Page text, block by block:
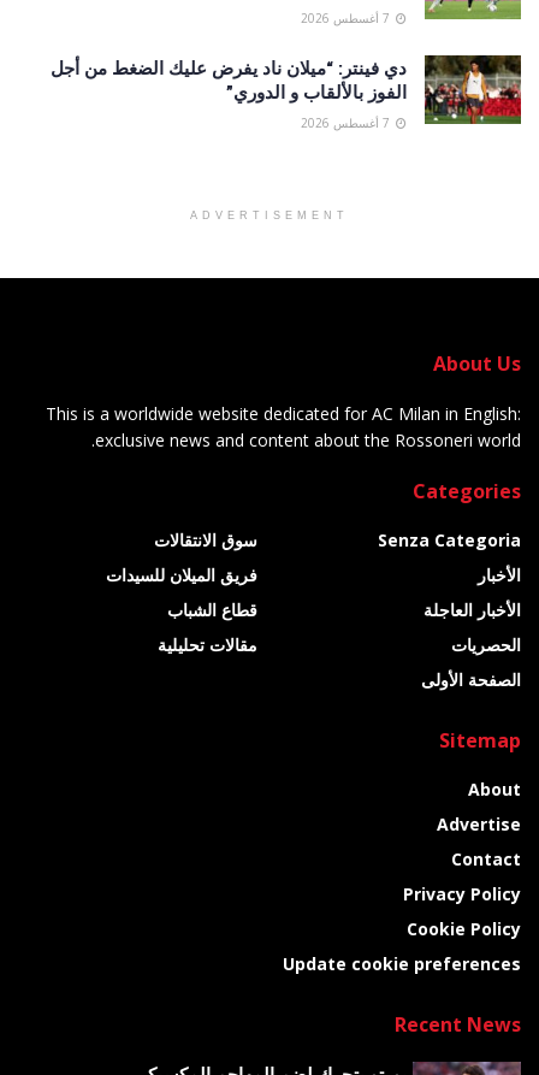
دي فينتر: “ميلان ناد يفرض عليك الضغط من أجل
الفوز بالألقاب و الدوري”
ADVERTISEMENT
About Us
This is a worldwide website dedicated for AC Milan in English:
exclusive news and content about the Rossoneri world.
Categories
Senza Categoria
الأخبار
الأخبار العاجلة
الحصريات
الصفحة الأولى
سوق الانتقالات
فريق الميلان للسيدات
قطاع الشباب
مقالات تحليلية
Sitemap
About
Advertise
Contact
Privacy Policy
Cookie Policy
Update cookie preferences
Recent News